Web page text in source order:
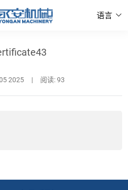
语言
2025 | 阅读: 93